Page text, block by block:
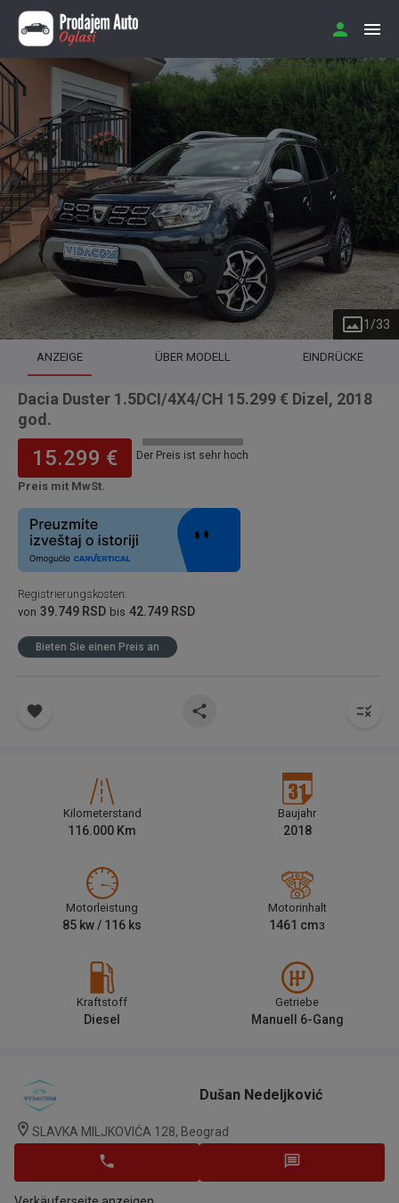
1 /33
ANZEIGE ÜBER MODELL EINDRÜCKE
Dacia Duster 1.5DCI/4X4/CH 15.299 € Dizel, 2018
god.
15.299 €
Preis mit MwSt.
Der Preis ist sehr hoch
Registrierungskosten:
von 39.749 RSD bis 42.749 RSD
Bieten Sie einen Preis an
Kilometerstand
116.000 Km
Baujahr
2018
Motorleistung
85 kw / 116 ks
Motorinhalt
1461 cm3
Kraftstoff
Diesel
Getriebe
Manuell 6-Gang
Dušan Nedeljković
SLAVKA MILJKOVIĆA 128, Beograd